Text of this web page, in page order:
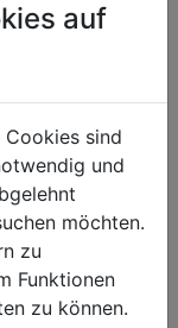
100
100x100
x 27 x 0,9
37,5 / 75
auf
sind
und
möchten.
zu
Funktionen
zu können.